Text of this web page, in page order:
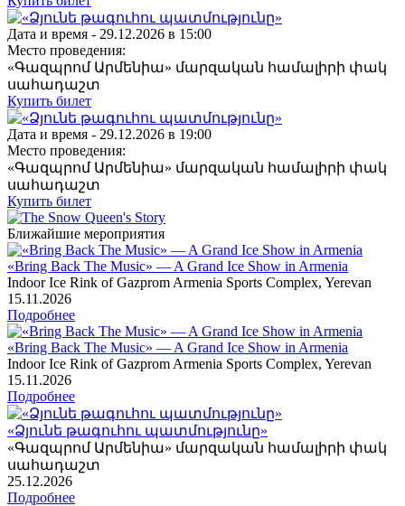
Дата и время - 29.12.2026 в 15:00
Место проведения:
«Գազպրոմ Արմենիա» մարզական համալիրի փակ
սահադաշտ
Купить билет
Дата и время - 29.12.2026 в 19:00
Место проведения:
«Գազպրոմ Արմենիա» մարզական համալիրի փակ
սահադաշտ
Купить билет
Ближайшие мероприятия
«Bring Back The Music» — A Grand Ice Show in Armenia
Indoor Ice Rink of Gazprom Armenia Sports Complex, Yerevan
15.11.2026
Подробнее
«Bring Back The Music» — A Grand Ice Show in Armenia
Indoor Ice Rink of Gazprom Armenia Sports Complex, Yerevan
15.11.2026
Подробнее
«Ձյունե թագուհու պատմությունը»
«Գազպրոմ Արմենիա» մարզական համալիրի փակ
սահադաշտ
25.12.2026
Подробнее